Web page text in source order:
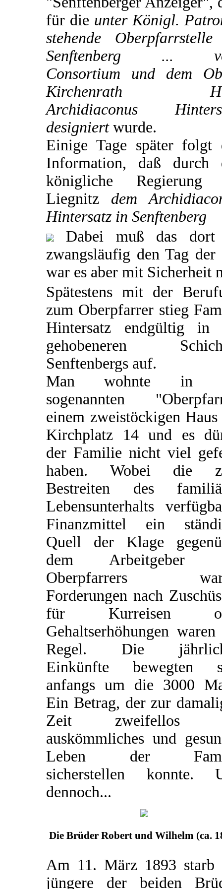
für die unter Königl.
stehende
Senftenberg ...
Consortium und dem
Kirchenrath
Archidiaconus
designiertwurde.
Einige Tage später folgt
Information, daß durch
königliche Regierung
Liegnitz dem
Hintersatz in Senftenberg
Dabei muß das dort
zwangsläufig den Tag
war es aber mit Sicherheit
Spätestens mit der
zum Oberpfarrer stieg
Hintersatz endgültig in
gehobeneren
Senftenbergs auf.
Man wohnte in
sogenannten
einem zweistöckigen Haus
Kirchplatz 14 und es
der Familie nicht viel
haben. Wobei die
Bestreiten des
Lebensunterhalts
Finanzmittel ein
Quell der Klage
dem Arbeitgeber
Oberpfarrers
Forderungen nach
für Kurreisen
Gehaltserhöhungen
Regel. Die
Einkünfte bewegten
anfangs um die 3000
Ein Betrag, der zur
Zeit zweifellos
auskömmliches und
Leben der
sicherstellen konnte.
dennoch...
Die Brüder Robert und Wilhelm (ca.
Am 11. März 1893 starb
jüngere der beiden